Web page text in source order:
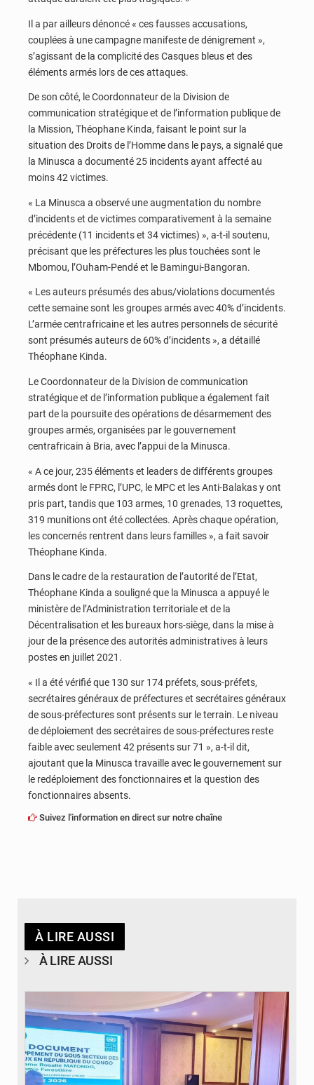
Il a par ailleurs dénoncé « ces fausses accusations,
couplées à une campagne manifeste de dénigrement »,
s’agissant de la complicité des Casques bleus et des
éléments armés lors de ces attaques.
De son côté, le Coordonnateur de la Division de
communication stratégique et de l’information publique de
la Mission, Théophane Kinda, faisant le point sur la
situation des Droits de l’Homme dans le pays, a signalé que
la Minusca a documenté 25 incidents ayant affecté au
moins 42 victimes.
« La Minusca a observé une augmentation du nombre
d’incidents et de victimes comparativement à la semaine
précédente (11 incidents et 34 victimes) », a-t-il soutenu,
précisant que les préfectures les plus touchées sont le
Mbomou, l’Ouham-Pendé et le Bamingui-Bangoran.
« Les auteurs présumés des abus/violations documentés
cette semaine sont les groupes armés avec 40% d’incidents.
L’armée centrafricaine et les autres personnels de sécurité
sont présumés auteurs de 60% d’incidents », a détaillé
Théophane Kinda.
Le Coordonnateur de la Division de communication
stratégique et de l’information publique a également fait
part de la poursuite des opérations de désarmement des
groupes armés, organisées par le gouvernement
centrafricain à Bria, avec l’appui de la Minusca.
« A ce jour, 235 éléments et leaders de différents groupes
armés dont le FPRC, l’UPC, le MPC et les Anti-Balakas y ont
pris part, tandis que 103 armes, 10 grenades, 13 roquettes,
319 munitions ont été collectées. Après chaque opération,
les concernés rentrent dans leurs familles », a fait savoir
Théophane Kinda.
Dans le cadre de la restauration de l’autorité de l’Etat,
Théophane Kinda a souligné que la Minusca a appuyé le
ministère de l’Administration territoriale et de la
Décentralisation et les bureaux hors-siège, dans la mise à
jour de la présence des autorités administratives à leurs
postes en juillet 2021.
« Il a été vérifié que 130 sur 174 préfets, sous-préfets,
secrétaires généraux de préfectures et secrétaires généraux
de sous-préfectures sont présents sur le terrain. Le niveau
de déploiement des secrétaires de sous-préfectures reste
faible avec seulement 42 présents sur 71 », a-t-il dit,
ajoutant que la Minusca travaille avec le gouvernement sur
le redéploiement des fonctionnaires et la question des
fonctionnaires absents.
Suivez l'information en direct sur notre chaîne
À LIRE AUSSI
À LIRE AUSSI